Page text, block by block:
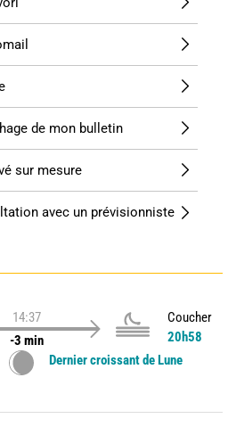
de mon bulletin
sur mesure
avec un prévisionniste
14:37
-3 min
Coucher
20h58
Dernier croissant de Lune